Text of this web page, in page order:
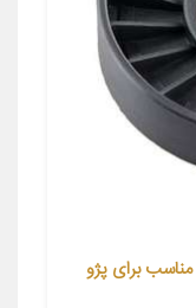
غلتک هرزگرد دینام ایساکو مدل 11601008 مناسب برای پژو